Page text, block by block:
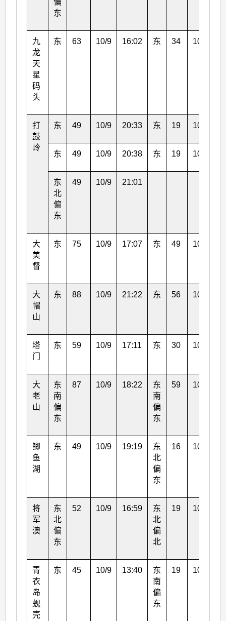
偏
东
九
龙
天
星
码
头
东 63 10/9 16:02 东 34 10/9
打
鼓
岭
东 49 10/9 20:33 东 19 10/9
东 49 10/9 20:38 东 19 10/9
东
北
偏
东
49 10/9 21:01
大
美
督
东 75 10/9 17:07 东 49 10/9
大
帽
山
东 88 10/9 21:22 东 56 10/9
塔
门
东 59 10/9 17:11 东 30 10/9
大
老
山
东
南
偏
东
87 10/9 18:22
东
南
偏
东
59 10/9
鲫
鱼
湖
东 49 10/9 19:19
东
北
偏
东
16 10/9
将
军
澳
东
北
偏
东
52 10/9 16:59
东
北
偏
北
19 10/9
青
衣
岛
蚬
壳
东 45 10/9 13:40
东
南
偏
东
19 10/9